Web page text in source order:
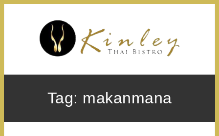
Tag: makanmana